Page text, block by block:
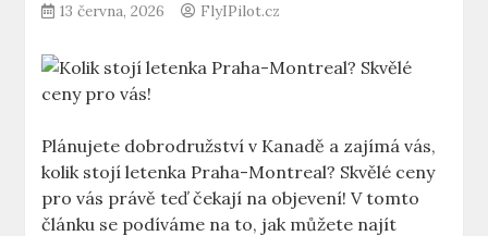
13 června, 2026 FlyIPilot.cz
Plánujete dobrodružství v Kanadě a zajímá vás,
kolik stojí letenka Praha-Montreal? Skvělé ceny
pro vás právě teď čekají na objevení! V tomto
článku se podíváme na to, jak můžete najít